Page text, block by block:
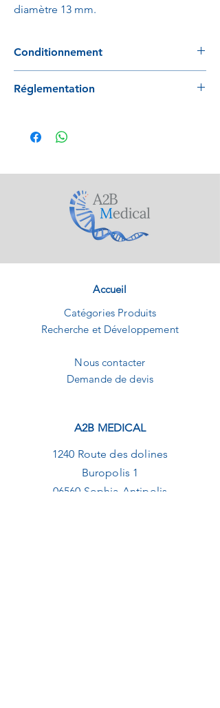
diamètre 13 mm.
Conditionnement
Réglementation
Accueil
Catégories Produits
Recherche et Développement
Nous contacter
Demande de devis
A2B MEDICAL
1240 Route des dolines
Buropolis 1
06560 Sophia-Antipolis